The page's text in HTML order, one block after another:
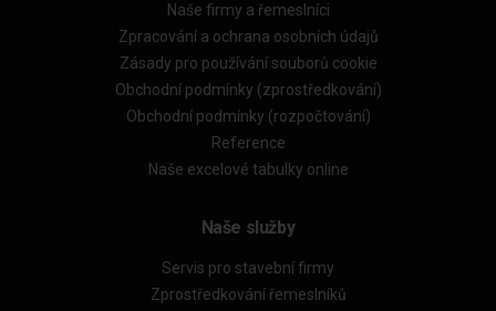
Naše firmy a řemeslníci
Zpracování a ochrana osobních údajů
Zásady pro používání souborů cookie
Obchodní podmínky (zprostředkování)
Obchodní podmínky (rozpočtování)
Reference
Naše excelové tabulky online
Naše služby
Servis pro stavební firmy
Zprostředkování řemeslníků